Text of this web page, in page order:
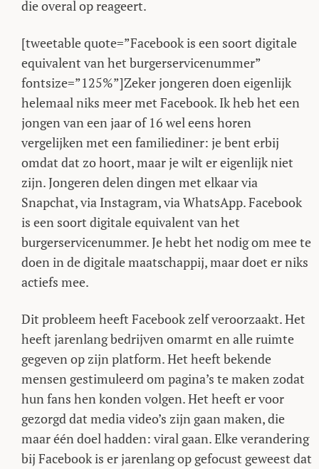
die overal op reageert.
[tweetable quote=”Facebook is een soort digitale
equivalent van het burgerservicenummer”
fontsize=”125%”]Zeker jongeren doen eigenlijk
helemaal niks meer met Facebook. Ik heb het een
jongen van een jaar of 16 wel eens horen
vergelijken met een familiediner: je bent erbij
omdat dat zo hoort, maar je wilt er eigenlijk niet
zijn. Jongeren delen dingen met elkaar via
Snapchat, via Instagram, via WhatsApp. Facebook
is een soort digitale equivalent van het
burgerservicenummer. Je hebt het nodig om mee te
doen in de digitale maatschappij, maar doet er niks
actiefs mee.
Dit probleem heeft Facebook zelf veroorzaakt. Het
heeft jarenlang bedrijven omarmt en alle ruimte
gegeven op zijn platform. Het heeft bekende
mensen gestimuleerd om pagina’s te maken zodat
hun fans hen konden volgen. Het heeft er voor
gezorgd dat media video’s zijn gaan maken, die
maar één doel hadden: viral gaan. Elke verandering
bij Facebook is er jarenlang op gefocust geweest dat